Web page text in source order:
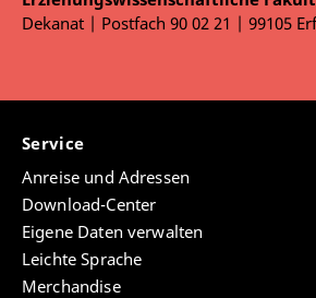
Wissenschaftler*innen
Docs) dabei unterstützen sollen,
Datenerhebungen durchzuführen,
einen Zeitraum von zweieinhalb
veröffentlichen. Neben den
Workshops werden auch Angebote
und Wissenschaftskommunikation
Forschungsprojekten offeriert.
Dekanat | Postfach 90 02 21 | 99105
Service
Anreise und Adressen
Download-Center
Eigene Daten verwalten
Leichte Sprache
Merchandise